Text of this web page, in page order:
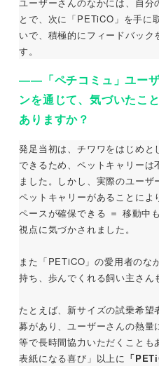
ユーザーさんのなかには、自分
とで、次に「PETiCO」を手に
いで、積極的にフィードバック
す。
――「ペチコミュ」ユー
ンを通じて、気づいたこ
ありますか？
発足当初は、チワワをはじめ
できるため、ペットキャリー
ました。しかし、実際のユーザ
ペットキャリーがあることによ
ペースが確保できる ＝ 移動中
視点に気づかされました。
また「PETiCO」の愛用者のな
持ち、歩んでくれる飼い主さん
たとえば、新サイズの試乗希
募があり、ユーザーさんの熱
等で長時間協力いただくこと
表紙になる喜び」以上に 「